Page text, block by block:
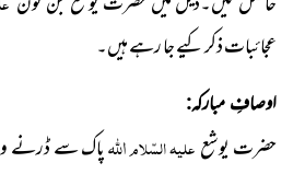
عجائبات ذکر کیے جا رہے ہیں۔
اوصافِ مبارکہ:
حضرت یوشععلیہ السّلاماللہپاک سے ڈرنے